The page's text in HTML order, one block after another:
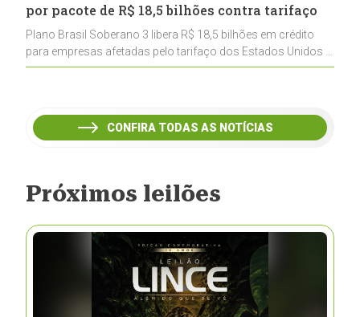
por pacote de R$ 18,5 bilhões contra tarifaço
Plano Brasil Soberano 3 libera R$ 18,5 bilhões em crédito
para empresas afetadas pelo tarifaço dos Estados Unidos e
inclui a pecuária entre os setores estratégicos
CONFIRA TODAS AS NOTÍCIAS
Próximos leilões